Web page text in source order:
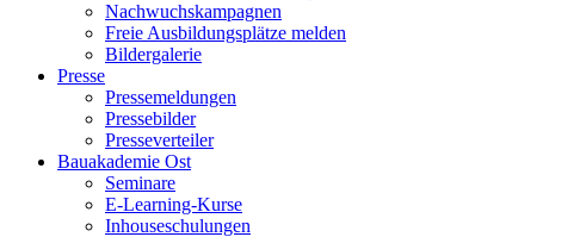
Nachwuchskampagnen
Freie Ausbildungsplätze melden
Bildergalerie
Presse
Pressemeldungen
Pressebilder
Presseverteiler
Bauakademie Ost
Seminare
E-Learning-Kurse
Inhouseschulungen